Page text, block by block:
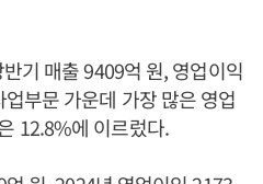
기 매출 9409억 원, 영업이익
부문 가운데 가장 많은 영업
12.8%에 이르렀다.